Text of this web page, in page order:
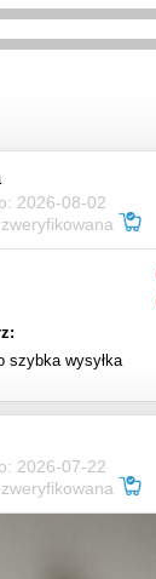
2026-08-02
szybka wysyłka
2026-07-22